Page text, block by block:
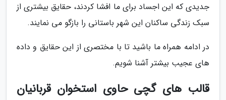
جدیدی که این اجساد برای ما افشا کردند، حقایق بیشتری از
سبک زندگی ساکنان این شهر باستانی را بازگو می نمایند.
در ادامه همراه ما باشید تا با مختصری از این حقایق و داده
های عجیب بیشتر آشنا شویم.
قالب های گچی حاوی استخوان قربانیان